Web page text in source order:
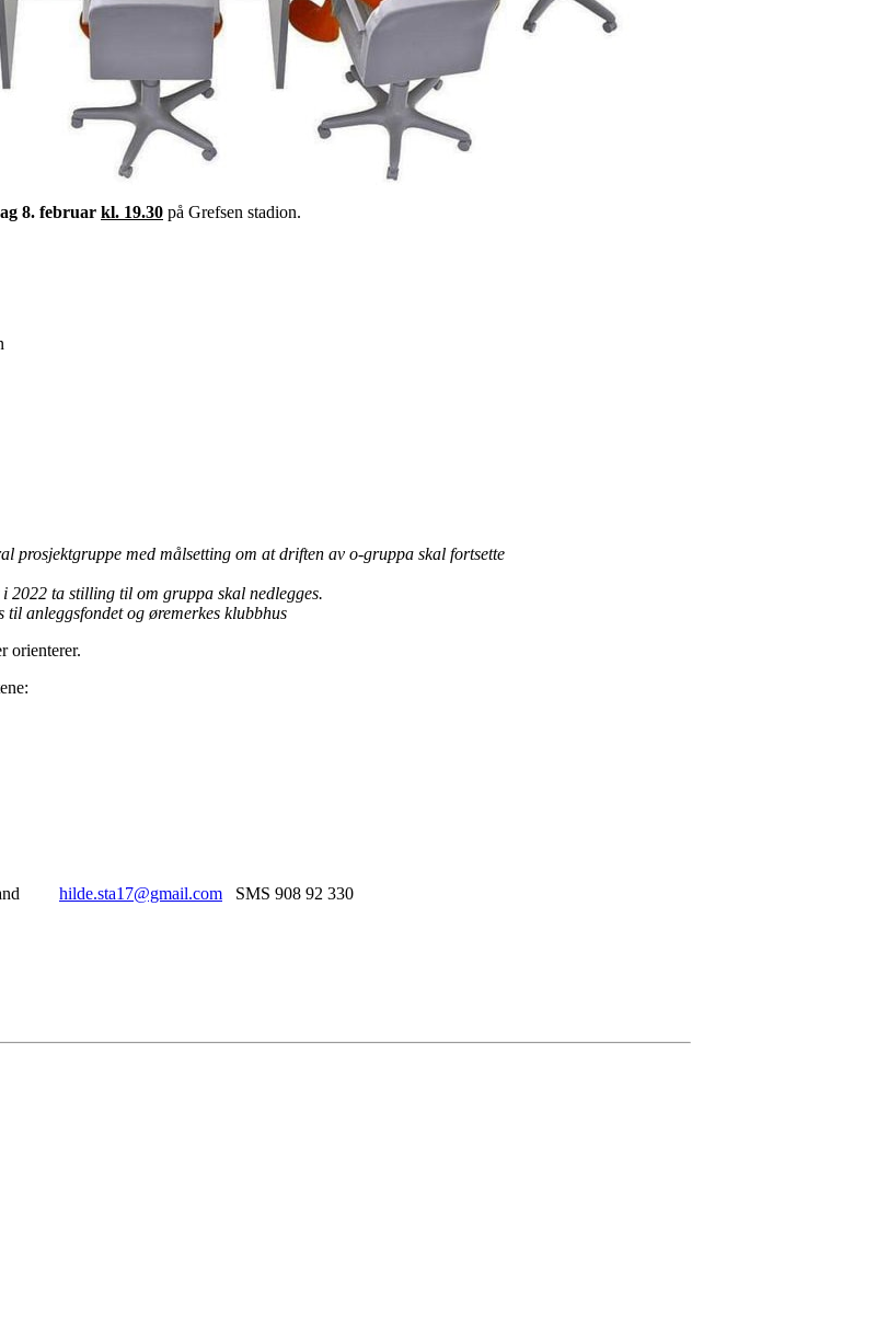
8. februar kl. 19.30 på Grefsen stadion.
prosjektgruppe med målsetting om at driften av o-gruppa skal fortsette
2022 ta stilling til om gruppa skal nedlegges.
anleggsfondet og øremerkes klubbhus
orienterer.
hilde.sta17@gmail.com SMS 908 92 330